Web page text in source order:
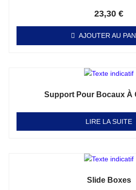
23,30 €
AJOUTER AU
Support Pour Bocaux À
LIRE LA SUITE
Slide Boxes